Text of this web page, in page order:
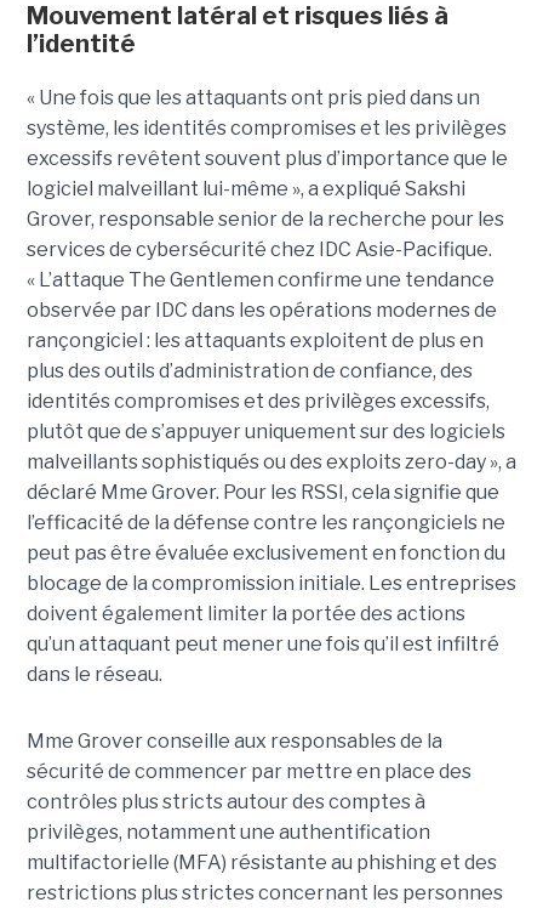
Mouvement latéral et risques liés à
l’identité
« Une fois que les attaquants ont pris pied dans un
système, les identités compromises et les privilèges
excessifs revêtent souvent plus d’importance que le
logiciel malveillant lui-même », a expliqué Sakshi
Grover, responsable senior de la recherche pour les
services de cybersécurité chez IDC Asie-Pacifique.
« L’attaque The Gentlemen confirme une tendance
observée par IDC dans les opérations modernes de
rançongiciel : les attaquants exploitent de plus en
plus des outils d’administration de confiance, des
identités compromises et des privilèges excessifs,
plutôt que de s’appuyer uniquement sur des logiciels
malveillants sophistiqués ou des exploits zero-day », a
déclaré Mme Grover. Pour les RSSI, cela signifie que
l’efficacité de la défense contre les rançongiciels ne
peut pas être évaluée exclusivement en fonction du
blocage de la compromission initiale. Les entreprises
doivent également limiter la portée des actions
qu’un attaquant peut mener une fois qu’il est infiltré
dans le réseau.
Mme Grover conseille aux responsables de la
sécurité de commencer par mettre en place des
contrôles plus stricts autour des comptes à
privilèges, notamment une authentification
multifactorielle (MFA) résistante au phishing et des
restrictions plus strictes concernant les personnes